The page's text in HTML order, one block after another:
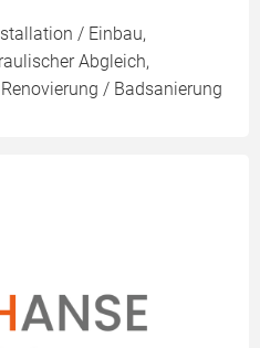
/ Einbau,
Abgleich,
/ Badsanierung